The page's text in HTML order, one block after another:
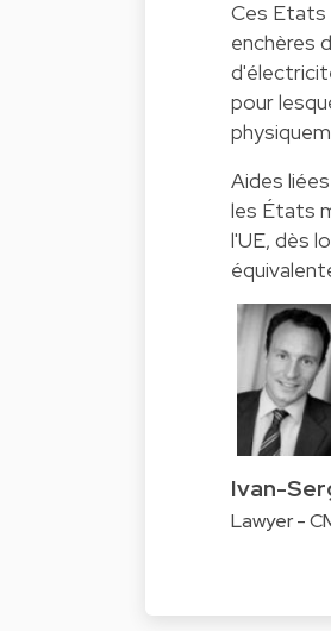
Ces Etats
enchères
pour
Aides
les États
l'UE, dès
Ivan-
Lawyer -